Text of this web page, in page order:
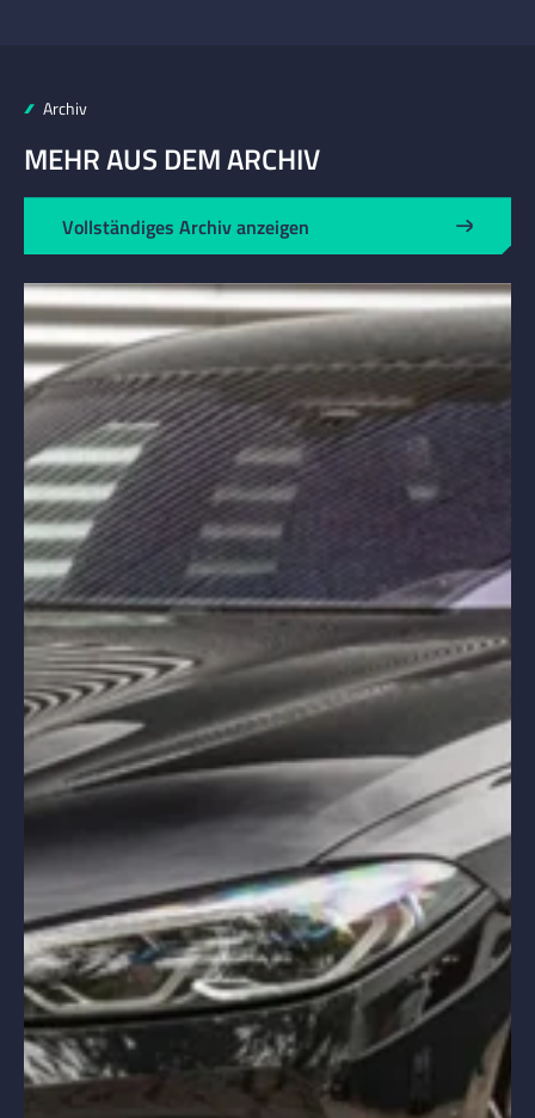
Archiv
MEHR AUS DEM ARCHIV
Vollständiges Archiv anzeigen